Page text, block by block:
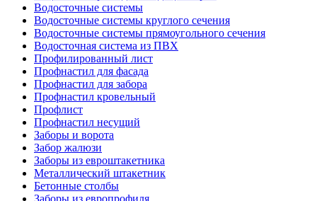
Водосточные системы
Водосточные системы круглого сечения
Водосточные системы прямоугольного сечения
Водосточная система из ПВХ
Профилированный лист
Профнастил для фасада
Профнастил для забора
Профнастил кровельный
Профлист
Профнастил несущий
Заборы и ворота
Забор жалюзи
Заборы из евроштакетника
Металлический штакетник
Бетонные столбы
Заборы из европрофиля